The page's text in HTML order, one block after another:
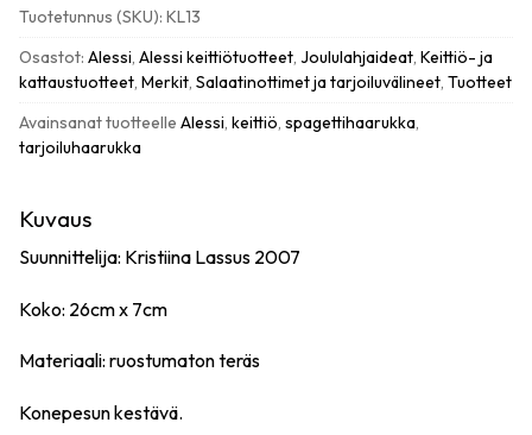
tarjoiluhaarukka
määrä
Tuotetunnus (SKU): KL13
Osastot: Alessi, Alessi keittiötuotteet, Joululahjaideat, Keittiö- ja
kattaustuotteet, Merkit, Salaatinottimet ja tarjoiluvälineet, Tuotteet
Avainsanat tuotteelle Alessi, keittiö, spagettihaarukka,
tarjoiluhaarukka
Kuvaus
Suunnittelija: Kristiina Lassus 2007
Koko: 26cm x 7cm
Materiaali: ruostumaton teräs
Konepesun kestävä.